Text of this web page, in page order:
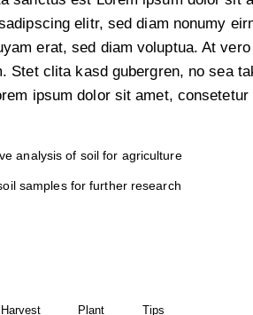
elitr, sed diam nonumy
erat, sed diam voluptua. At
Stet clita kasd gubergren, no sea
ipsum dolor sit amet,
analysis of soil for agriculture
samples for further research
Harvest Plant Tips